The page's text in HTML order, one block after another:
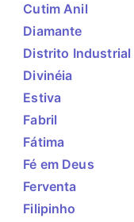
Cutim Anil
Diamante
Distrito Industrial
Divinéia
Estiva
Fabril
Fátima
Fé em Deus
Ferventa
Filipinho